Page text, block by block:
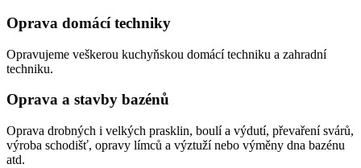
Oprava domácí techniky
Opravujeme veškerou kuchyňskou domácí techniku a zahradní
techniku.
Oprava a stavby bazénů
Oprava drobných i velkých prasklin, boulí a výdutí, převaření svárů,
výroba schodišť, opravy límců a výztuží nebo výměny dna bazénu
atd.